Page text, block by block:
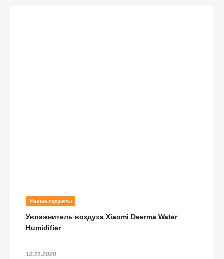
Умные гаджеты
Увлажнитель воздуха Xiaomi Deerma Water
Humidifier
12.11.2020